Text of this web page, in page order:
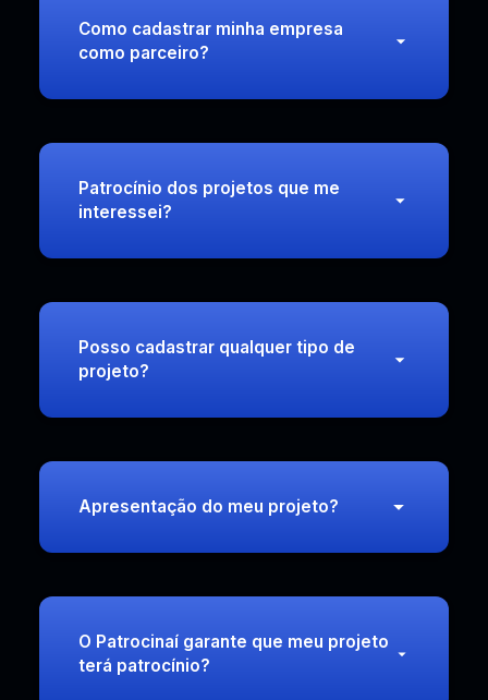
Como cadastrar minha empresa
como parceiro?
Patrocínio dos projetos que me
interessei?
Posso cadastrar qualquer tipo de
projeto?
Apresentação do meu projeto?
O Patrocinaí garante que meu projeto
terá patrocínio?